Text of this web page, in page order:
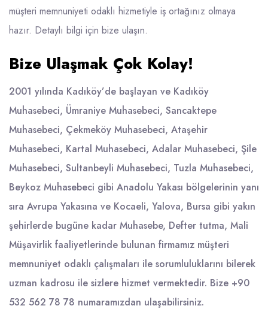
müşteri memnuniyeti odaklı hizmetiyle iş ortağınız olmaya
hazır. Detaylı bilgi için bize ulaşın.
Bize Ulaşmak Çok Kolay!
2001 yılında Kadıköy’de başlayan ve Kadıköy
Muhasebeci, Ümraniye Muhasebeci, Sancaktepe
Muhasebeci, Çekmeköy Muhasebeci, Ataşehir
Muhasebeci, Kartal Muhasebeci, Adalar Muhasebeci, Şile
Muhasebeci, Sultanbeyli Muhasebeci, Tuzla Muhasebeci,
Beykoz Muhasebeci gibi Anadolu Yakası bölgelerinin yanı
sıra Avrupa Yakasına ve Kocaeli, Yalova, Bursa gibi yakın
şehirlerde bugüne kadar Muhasebe, Defter tutma, Mali
Müşavirlik faaliyetlerinde bulunan firmamız müşteri
memnuniyet odaklı çalışmaları ile sorumluluklarını bilerek
uzman kadrosu ile sizlere hizmet vermektedir. Bize +90
532 562 78 78 numaramızdan ulaşabilirsiniz.